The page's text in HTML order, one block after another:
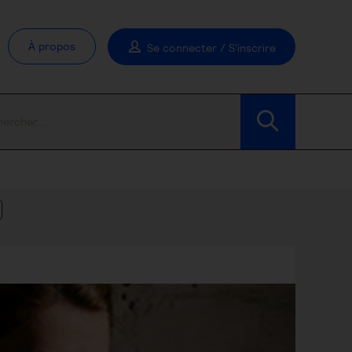
À propos Se connecter / S'inscrire